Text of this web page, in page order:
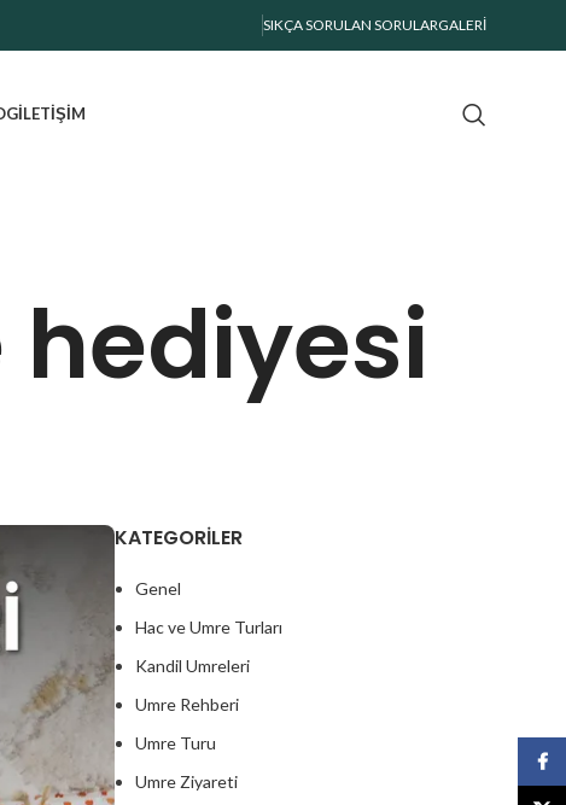
SIKÇA SORULAN SORULARGALERI
İLETIŞIM
KATEGORILER
Genel
Hac ve Umre Turları
Kandil Umreleri
Umre Rehberi
Umre Turu
Umre Ziyareti